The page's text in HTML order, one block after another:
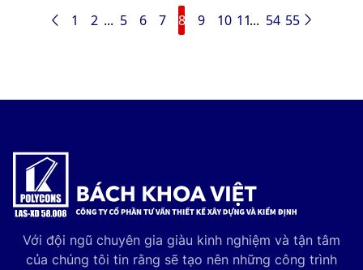
1 2 ... 5 6 7 8 9 10 11... 54 55
Với đội ngũ chuyên gia giàu kinh nghiệm và tận tâm
của chúng tôi tin rằng sẽ tạo nên những công trình